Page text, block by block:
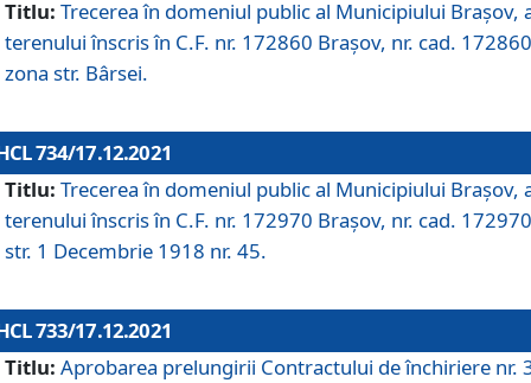
Titlu: Trecerea în domeniul public al Municipiului Braşov,
terenului înscris în C.F. nr. 172860 Brașov, nr. cad.
zona str. Bârsei.
734/17.12.2021
Titlu: Trecerea în domeniul public al Municipiului Braşov,
terenului înscris în C.F. nr. 172970 Brașov, nr. cad.
str. 1 Decembrie 1918 nr. 45.
733/17.12.2021
Titlu: Aprobarea prelungirii Contractului de închiriere nr.